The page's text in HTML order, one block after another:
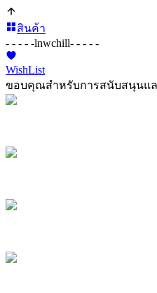
สินค้า
- - - - -lnwchill- - - - -
WishList
ขอบคุณสำหรับการสนับสนุนแล